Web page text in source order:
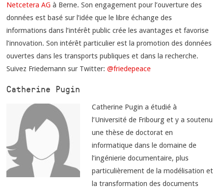
Netcetera AG à Berne. Son engagement pour l’ouverture des
données est basé sur l’idée que le libre échange des
informations dans l’intérêt public crée les avantages et favorise
l’innovation. Son intérêt particulier est la promotion des données
ouvertes dans les transports publiques et dans la recherche.
Suivez Friedemann sur Twitter:@friedepeace
Catherine Pugin
Catherine Pugin a étudié à
l’Université de Fribourg et y a soutenu
une thèse de doctorat en
informatique dans le domaine de
l’ingénierie documentaire, plus
particulièrement de la modélisation et
la transformation des documents